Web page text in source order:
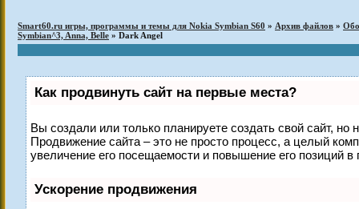
Smart60.ru игры, программы и темы для Nokia Symbian S60 » Архив файлов »
Symbian^3, Anna, Belle » Dark Angel
Как продвинуть сайт на первые места?
Вы создали или только планируете создать свой сайт, но
Продвижение сайта – это не просто процесс, а целый
увеличение его посещаемости и повышение его позиций в
Ускорение продвижения